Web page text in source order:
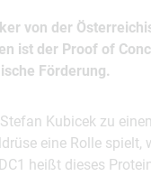
von der
ist der Proof of
Förderung.
Kubicek zu
eine Rolle spielt,
heißt dieses